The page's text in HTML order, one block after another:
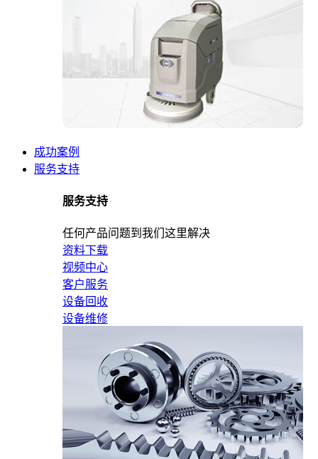
成功案例
服务支持
服务支持
任何产品问题到我们这里解决
资料下载
视频中心
客户服务
设备回收
设备维修